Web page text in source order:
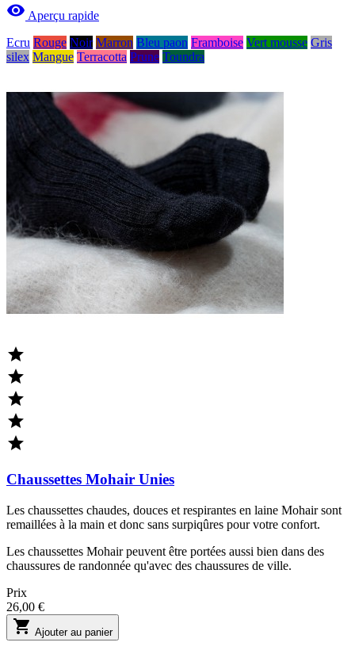
 Aperçu rapide
Ecru Rouge Noir Marron Bleu paon Framboise Vert mousse Gris
silex Mangue Terracotta Prune Toundra





Chaussettes Mohair Unies
Les chaussettes chaudes, douces et respirantes en laine Mohair sont
remaillées à la main et donc sans surpiqûres pour votre confort.
Les chaussettes Mohair peuvent être portées aussi bien dans des
chaussures de randonnée qu'avec des chaussures de ville.
Prix
26,00 €
 Ajouter au panier